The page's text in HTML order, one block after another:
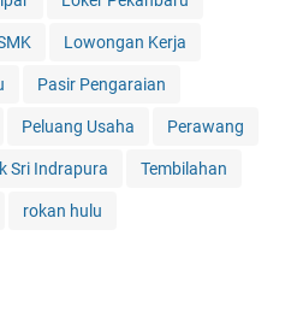
Lowongan Kerja
Pasir Pengaraian
Peluang Usaha Perawang
Sri Indrapura Tembilahan
rokan hulu